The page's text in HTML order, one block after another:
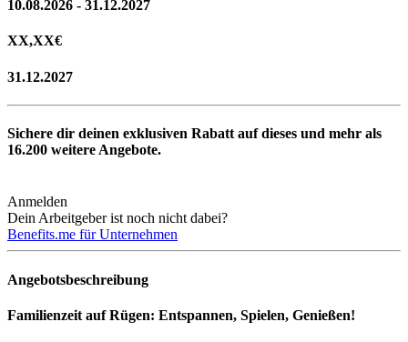
10.08.2026 - 31.12.2027
XX,XX€
31.12.2027
Sichere dir deinen exklusiven Rabatt auf dieses und mehr als
16.200 weitere Angebote.
Anmelden
Dein Arbeitgeber ist noch nicht dabei?
Benefits.me für Unternehmen
Angebotsbeschreibung
Familienzeit auf Rügen: Entspannen, Spielen, Genießen!